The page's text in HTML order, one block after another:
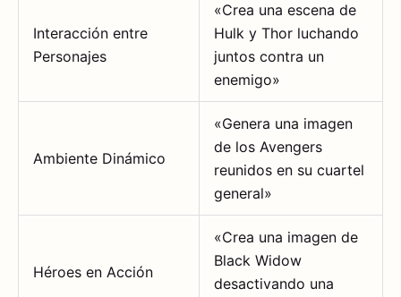
Interacción entre
Personajes
«Crea una escena de
Hulk y Thor luchando
juntos contra un
enemigo»
Ambiente Dinámico
«Genera una imagen
de los Avengers
reunidos en su cuartel
general»
Héroes en Acción
«Crea una imagen de
Black Widow
desactivando una